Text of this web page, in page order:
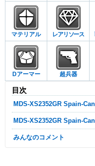
マテリアル レアリソース
Dアーマー 超兵器
目次
MDS-XS2352GR Spain-
MDS-XS2352GR Spain-
みんなのコメント